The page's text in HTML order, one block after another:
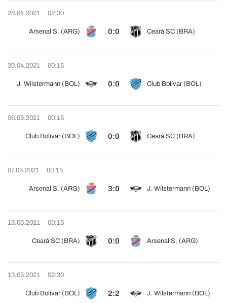
28.04.2021 02:30
Arsenal S. (ARG) 0:0 Ceará SC (BRA)
30.04.2021 00:15
J. Wilstermann (BOL) 0:0 Club Bolívar (BOL)
06.05.2021 00:15
Club Bolívar (BOL) 0:0 Ceará SC (BRA)
07.05.2021 00:15
Arsenal S. (ARG) 3:0 J. Wilstermann (BOL)
13.05.2021 00:15
Ceará SC (BRA) 0:0 Arsenal S. (ARG)
13.05.2021 02:30
Club Bolívar (BOL) 2:2 J. Wilstermann (BOL)